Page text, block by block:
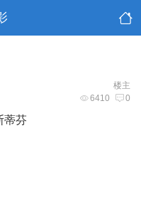
楼主
6410 0
蒂芬